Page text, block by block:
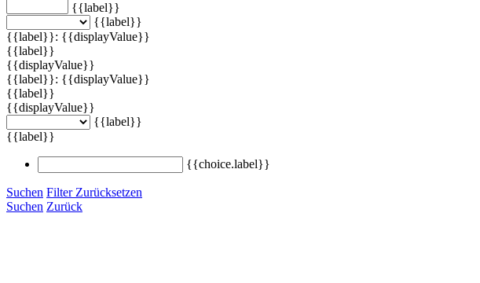
{{label}}
{{label}}
{{label}}: {{displayValue}}
{{label}}
{{displayValue}}
{{label}}: {{displayValue}}
{{label}}
{{displayValue}}
{{label}}
{{label}}
{{choice.label}}
Suchen Filter Zurücksetzen
Suchen Zurück